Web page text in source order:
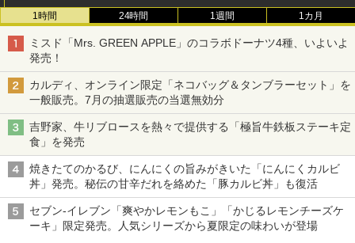
1時間 24時間 1週間 1カ月
ミスド「Mrs. GREEN APPLE」のコラボドーナツ4種、いよいよ
発売！
カルディ、オンライン限定「ネコバッグ＆タンブラーセット」を
一般販売。7月の抽選販売の当選無効分
吉野家、牛リブロースを熱々で提供する「極旨牛鉄板ステーキ定
食」を発売
焼きたてのかるび、にんにくの旨みがきいた「にんにくカルビ
丼」発売。秘伝の甘辛だれを絡めた「豚カルビ丼」も復活
セブン-イレブン「爽やかレモンもこ」「かじるレモンチーズケ
ーキ」限定発売。人気シリーズから夏限定の味わいが登場